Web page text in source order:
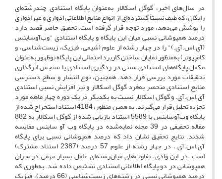
در سال‌های اخیر، گوگل اسکالار به‌عنوان پایگاه استنادی چندرشته‌ای
رایگان، که طیف نسبتاً گسترده‌ای از انواع منابع اطلاعاتی ادواری و غیرادواری
را پوشش می‌دهد، مورد توجه قرار گرفته است. تحقیق حاضر قصد دارد
درصد همپوشانی نسبی میان این پایگاه و پایگاه استنادی "وب‌آوساینس
(آی.اس.آی.)" را در چهار رشته از علوم (شیمی، فیزیک، زیست‌شناسی، و
کامپیوتر) به‌منظور نمایان ساختن کاربرد احتمالی این پایگاه نوظهور به‌عنوان
مکمل پایگاه‌های استنادی سنتی در ردگیری استنادی یا سنجش اثرگذاری
تحقیقات مورد بررسی قرار دهد. همچنین، نوع انتشار و سطح دسترسی
منابع استنادی منحصر به‌فرد گوگل اسکالار و نیز افزایش نسبی استنادی
آی.اس.آی. و گوگل اسکالار نسبت به یکدیگر در یک دوره چهار ماهه مورد
تجزیه تحلیل قرار می‌گیرند. به همین منظور، 4184 استناد استخراج شده از
پایگاه وب‌آو‌ساینس با 5589 استناد بازیابی شده از گوگل اسکالار به 882
مقاله تحقیقی در 39 مجله نمایه‌شده در پایگاه وب آو ساینس مقایسه
شدند. نتایج تحقیق نشان داد که درصد همپوشانی نسبی برای پایگاه
آی.اس.آی.، در چهار رشته از علوم 57 درصد (2387 استناد مشترک)
است. در این وادی، تفاوت‌های میان‌رشته‌ای عامل بسیار مهمی در میزان
همپوشانی در دو پایگاه اطلاعاتی استنادی تشخیص داده شد. به‌طوری که
درصد همپوشانی نسبی در رشته‌های زیست‌شناسی (66 درصد)، فیزیک